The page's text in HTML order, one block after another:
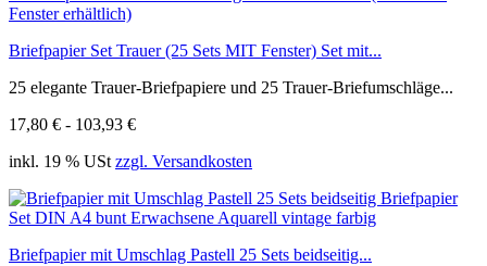
Briefpapier Set Trauer (25 Sets MIT Fenster) Set mit...
25 elegante Trauer-Briefpapiere und 25 Trauer-Briefumschläge...
17,80 € - 103,93 €
inkl. 19 % USt zzgl. Versandkosten
Briefpapier mit Umschlag Pastell 25 Sets beidseitig...